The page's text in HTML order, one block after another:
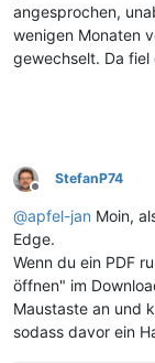
angesprochen,
wenigen Monaten
gewechselt. Da fiel
Offline
StefanP74
@apfel-jan Moin,
Edge.
Wenn du ein PDF
öffnen" im
Maustaste an und
sodass davor ein